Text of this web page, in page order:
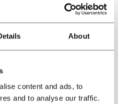
About
content and ads, to
and to analyse our traffic.
ist handgefertigt. Die
bis 8 Wochen.Zoll- und
liegen in der alleinigen
Sie sorgfältig, um die richtige Größe
diesbezüglich nicht sicher sind,